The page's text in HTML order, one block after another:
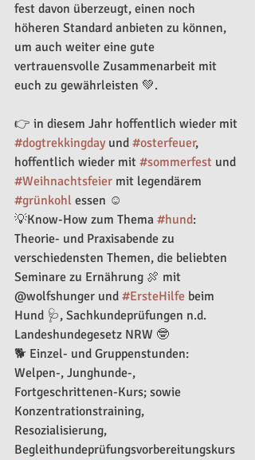
fest davon überzeugt, einen noch
höheren Standard anbieten zu können,
um auch weiter eine gute
vertrauensvolle Zusammenarbeit mit
euch zu gewährleisten 💚.
👉 in diesem Jahr hoffentlich wieder mit
#dogtrekkingday und #osterfeuer,
hoffentlich wieder mit #sommerfest und
#Weihnachtsfeier mit legendärem
#grünkohl essen ☺️
💡Know-How zum Thema #hund:
Theorie- und Praxisabende zu
verschiedensten Themen, die beliebten
Seminare zu Ernährung 🍖 mit
@wolfshunger und #ErsteHilfe beim
Hund 🩺, Sachkundeprüfungen n.d.
Landeshundegesetz NRW 🤓
🐕 Einzel- und Gruppenstunden:
Welpen-, Junghunde-,
Fortgeschrittenen-Kurs; sowie
Konzentrationstraining,
Resozialisierung,
Begleithundeprüfungsvorbereitungskurs